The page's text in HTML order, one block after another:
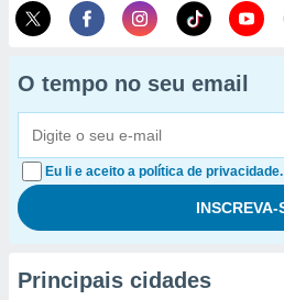
O tempo no seu email
Eu li e aceito a política de privacidade.
Principais cidades